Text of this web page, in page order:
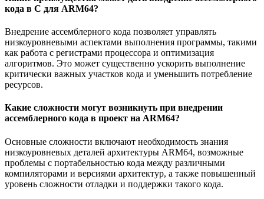
кода в С для ARM64?
Внедрение ассемблерного кода позволяет управлять
низкоуровневыми аспектами выполнения программы, такими
как работа с регистрами процессора и оптимизация
алгоритмов. Это может существенно ускорить выполнение
критически важных участков кода и уменьшить потребление
ресурсов.
Какие сложности могут возникнуть при внедрении
ассемблерного кода в проект на ARM64?
Основные сложности включают необходимость знания
низкоуровневых деталей архитектуры ARM64, возможные
проблемы с портабельностью кода между различными
компиляторами и версиями архитектур, а также повышенный
уровень сложности отладки и поддержки такого кода.